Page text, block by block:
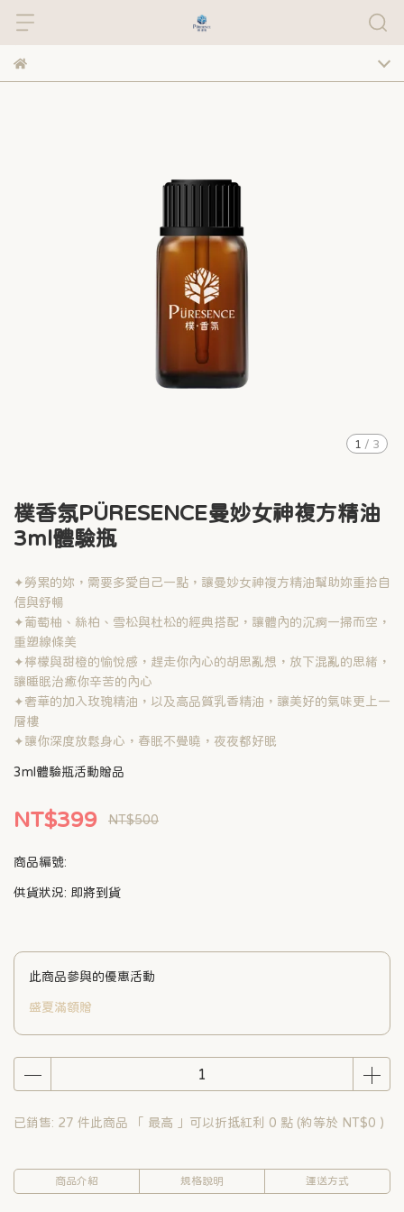
1 / 3
樸香氛PÜRESENCE曼妙女神複方精油
3ml體驗瓶
✦勞累的妳，需要多愛自己一點，讓曼妙女神複方精油幫助妳重拾自
信與舒暢
✦葡萄柚、絲柏、雪松與杜松的經典搭配，讓體內的沉痾一掃而空，
重塑線條美
✦檸檬與甜橙的愉悅感，趕走你內心的胡思亂想，放下混亂的思緒，
讓睡眠治癒你辛苦的內心
✦奢華的加入玫瑰精油，以及高品質乳香精油，讓美好的氣味更上一
層樓
✦讓你深度放鬆身心，春眠不覺曉，夜夜都好眠
3ml體驗瓶活動贈品
NT$399 NT$500
商品編號:
供貨狀況: 即將到貨
此商品參與的優惠活動
盛夏滿額贈
已銷售: 27 件此商品 「 最高 」可以折抵紅利 0 點 (約等於 NT$0 )
商品介紹 規格說明 運送方式